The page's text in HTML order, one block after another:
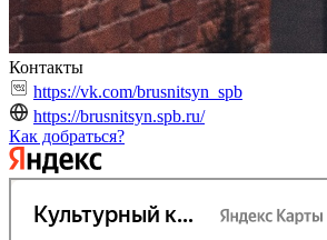
Контакты
https://vk.com/brusnitsyn_spb
https://brusnitsyn.spb.ru/
Как добраться?